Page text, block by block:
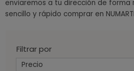
enviaremos a tu dirección de forma
sencillo y rápido comprar en
Filtrar por
Precio